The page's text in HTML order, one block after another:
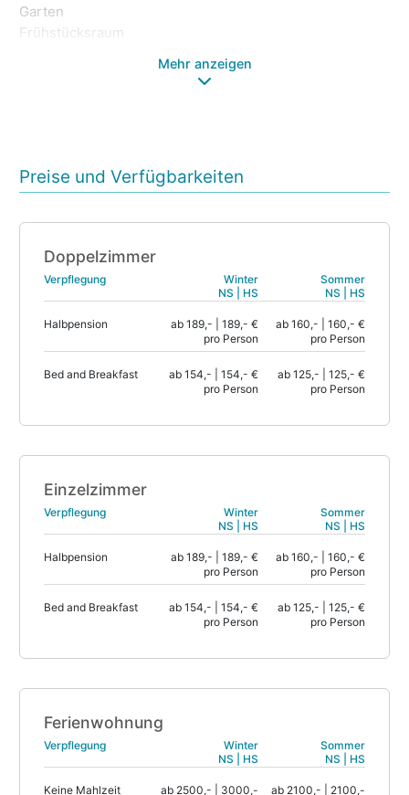
Garten
Frühstücksraum
Mehr anzeigen
Preise und Verfügbarkeiten
Doppelzimmer
Verpflegung
Winter
NS | HS
Sommer
NS | HS
Halbpension
ab 189,- | 189,- €
pro Person
ab 160,- | 160,- €
pro Person
Bed and Breakfast
ab 154,- | 154,- €
pro Person
ab 125,- | 125,- €
pro Person
Einzelzimmer
Verpflegung
Winter
NS | HS
Sommer
NS | HS
Halbpension
ab 189,- | 189,- €
pro Person
ab 160,- | 160,- €
pro Person
Bed and Breakfast
ab 154,- | 154,- €
pro Person
ab 125,- | 125,- €
pro Person
Ferienwohnung
Verpflegung
Winter
NS | HS
Sommer
NS | HS
Keine Mahlzeit ab 2500,- | 3000,- ab 2100,- | 2100,-